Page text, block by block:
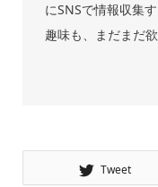
にSNSで情報収集
趣味も、まだまだ
Tweet